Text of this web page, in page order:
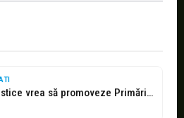
Ce obiective turistice vrea să promoveze Primăria Galaţi prin OMD